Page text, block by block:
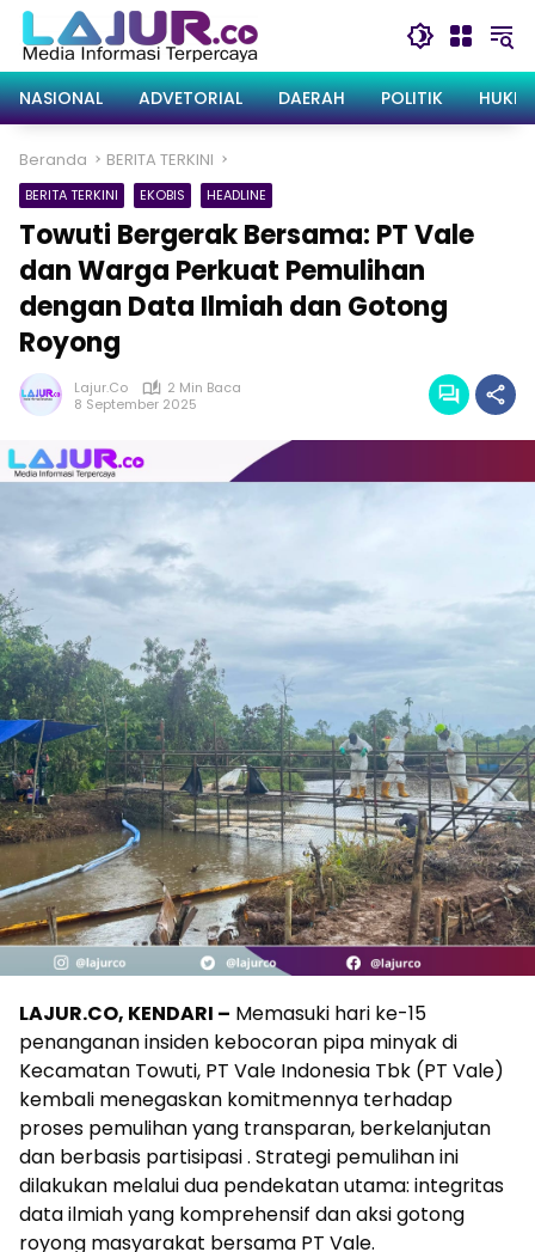
Langsung
konten
NASIONAL
ADVETORIAL DAERAH POLITIK
Beranda BERITA TERKINI
BERITA TERKINI EKOBIS HEADLINE
Towuti Bergerak Bersama: PT Vale
dan Warga Perkuat Pemulihan
dengan Data Ilmiah dan Gotong
Royong
Lajur.co
2 Min Baca
8 September 2025
LAJUR.CO, KENDARI – Memasuki hari ke-15
penanganan insiden kebocoran pipa minyak di
Kecamatan Towuti, PT Vale Indonesia Tbk (PT Vale)
kembali menegaskan komitmennya terhadap
proses pemulihan yang transparan, berkelanjutan
dan berbasis partisipasi . Strategi pemulihan ini
dilakukan melalui dua pendekatan utama: integritas
data ilmiah yang komprehensif dan aksi gotong
royong masyarakat bersama PT Vale.